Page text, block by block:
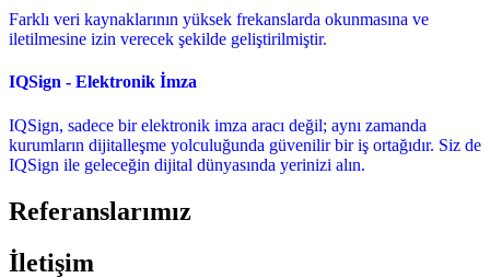
Farklı veri kaynaklarının yüksek frekanslarda okunmasına ve
iletilmesine izin verecek şekilde geliştirilmiştir.
IQSign - Elektronik İmza
IQSign, sadece bir elektronik imza aracı değil; aynı zamanda
kurumların dijitalleşme yolculuğunda güvenilir bir iş ortağıdır. Siz de
IQSign ile geleceğin dijital dünyasında yerinizi alın.
Referanslarımız
İletişim